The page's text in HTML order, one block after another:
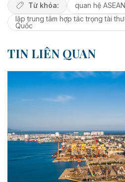
Từ khóa:
quan hệ
lập trung tâm hợp tác trọng tài
Quốc
TIN LIÊN QUAN